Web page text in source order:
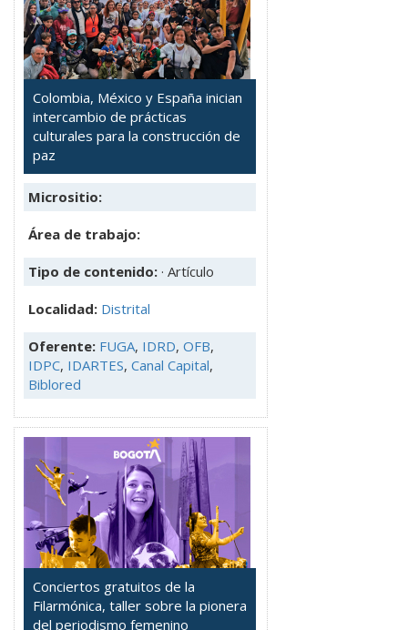
Colombia, México y España inician
intercambio de prácticas
culturales para la construcción de
paz
Micrositio:
Área de trabajo:
Tipo de contenido: · Artículo
Localidad: Distrital
Oferente: FUGA, IDRD, OFB,
IDPC, IDARTES, Canal Capital,
Biblored
Conciertos gratuitos de la
Filarmónica, taller sobre la pionera
del periodismo femenino